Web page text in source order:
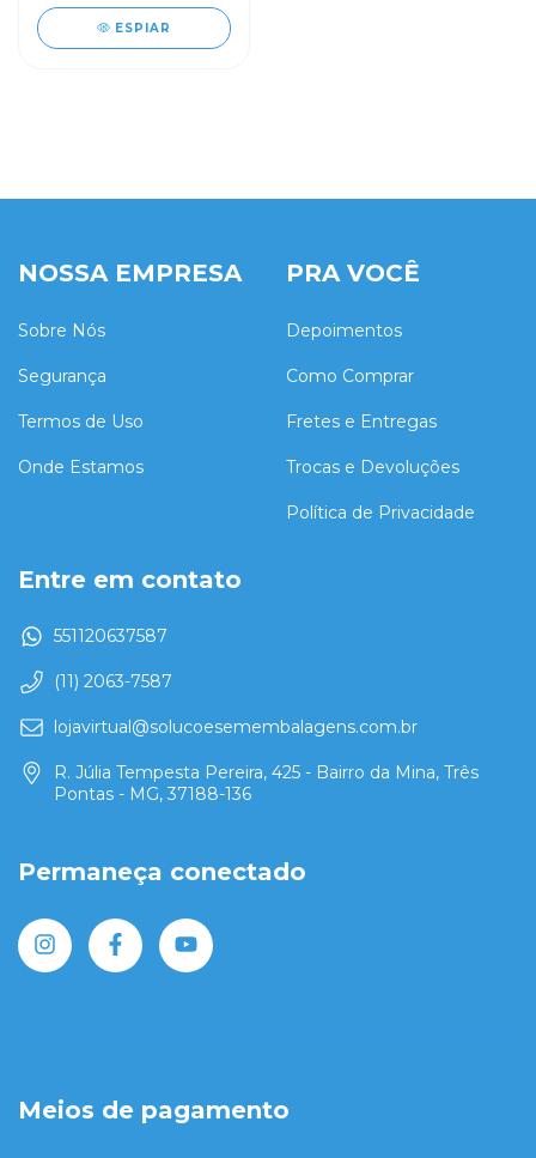
ESPIAR
NOSSA EMPRESA
Sobre Nós
Segurança
Termos de Uso
Onde Estamos
PRA VOCÊ
Depoimentos
Como Comprar
Fretes e Entregas
Trocas e Devoluções
Política de Privacidade
Entre em contato
551120637587
(11) 2063-7587
lojavirtual@solucoesemembalagens.com.br
R. Júlia Tempesta Pereira, 425 - Bairro da Mina, Três
Pontas - MG, 37188-136
Permaneça conectado
Meios de pagamento